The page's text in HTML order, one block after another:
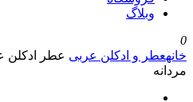
وبلاگ
0
خانهعطر و ادکلن عربی عطر ادکلن
مردانه